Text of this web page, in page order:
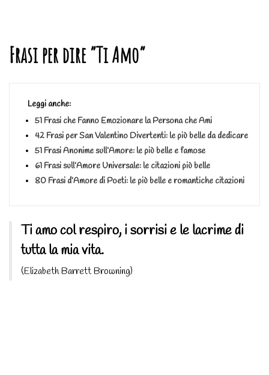
Frasi per dire “Ti Amo”
Leggi anche:
51 Frasi che Fanno Emozionare la Persona che Ami
42 Frasi per San Valentino Divertenti: le più belle da dedicare
51 Frasi Anonime sull’Amore: le più belle e famose
61 Frasi sull’Amore Universale: le citazioni più belle
80 Frasi d’Amore di Poeti: le più belle e romantiche citazioni
Ti amo col respiro, i sorrisi e le lacrime di
tutta la mia vita.
(Elizabeth Barrett Browning)